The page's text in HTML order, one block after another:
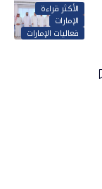
الأكثر قراءة
الإمارات
فعاليات الإمارات